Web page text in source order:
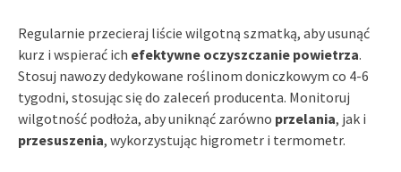
Regularnie przecieraj liście wilgotną szmatką, aby usunąć
kurz i wspierać ich efektywne oczyszczanie powietrza.
Stosuj nawozy dedykowane roślinom doniczkowym co 4-6
tygodni, stosując się do zaleceń producenta. Monitoruj
wilgotność podłoża, aby uniknąć zarówno przelania, jak i
przesuszenia, wykorzystując higrometr i termometr.